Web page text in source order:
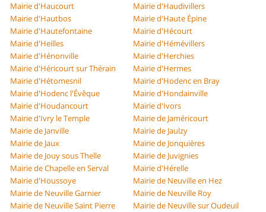
Mairie d'Haucourt
Mairie d'Haudivillers
Mairie d'Hautbos
Mairie d'Haute Épine
Mairie d'Hautefontaine
Mairie d'Hécourt
Mairie d'Heilles
Mairie d'Hémévillers
Mairie d'Hénonville
Mairie d'Herchies
Mairie d'Héricourt sur Thérain
Mairie d'Hermes
Mairie d'Hétomesnil
Mairie d'Hodenc en Bray
Mairie d'Hodenc l'Évêque
Mairie d'Hondainville
Mairie d'Houdancourt
Mairie d'Ivors
Mairie d'Ivry le Temple
Mairie de Jaméricourt
Mairie de Janville
Mairie de Jaulzy
Mairie de Jaux
Mairie de Jonquières
Mairie de Jouy sous Thelle
Mairie de Juvignies
Mairie de Chapelle en Serval
Mairie d'Hérelle
Mairie d'Houssoye
Mairie de Neuville en Hez
Mairie de Neuville Garnier
Mairie de Neuville Roy
Mairie de Neuville Saint Pierre
Mairie de Neuville sur Oudeuil